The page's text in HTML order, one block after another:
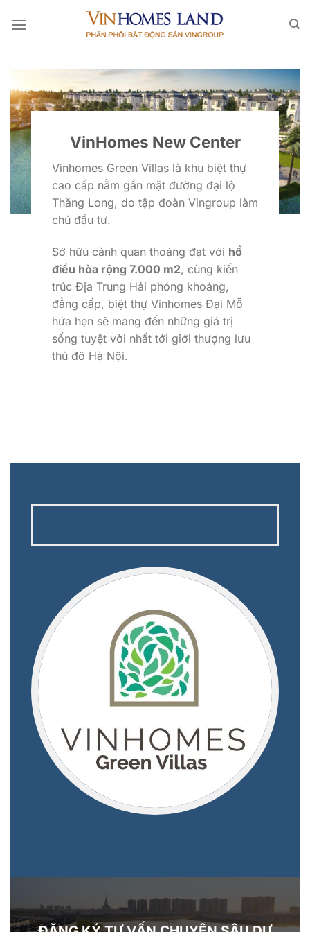
qua
VinHomes New Center
Vinhomes Green Villas là khu biệt thự
cao cấp nằm gần mặt đường đại lộ
Thăng Long, do tập đoàn Vingroup làm
chủ đầu tư.
Sở hữu cảnh quan thoáng đạt với hồ
điều hòa rộng 7.000 m2, cùng kiến
trúc Địa Trung Hải phóng khoáng,
đẳng cấp, biệt thự Vinhomes Đại Mỗ
hứa hẹn sẽ mang đến những giá trị
sống tuyệt vời nhất tới giới thượng lưu
thủ đô Hà Nội.